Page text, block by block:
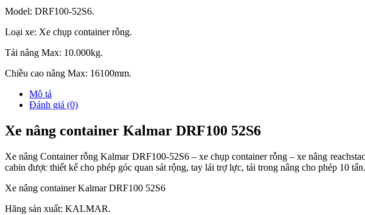
Model: DRF100-52S6.
Loại xe: Xe chụp container rỗng.
Tải nâng Max: 10.000kg.
Chiều cao nâng Max: 16100mm.
Mô tả
Đánh giá (0)
Xe nâng container Kalmar DRF100 52S6
Xe nâng Container rỗng Kalmar DRF100-52S6 – xe chụp container rỗng – xe nâng
cabin được thiết kế cho phép góc quan sát rộng, tay lái trợ lực, tải trong nâng cho phép 10
Xe nâng container Kalmar DRF100 52S6
Hãng sản xuất: KALMAR.